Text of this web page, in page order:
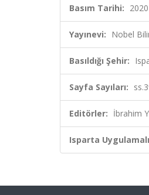
Basım Tarihi: 2020
Yayınevi: Nobel
Basıldığı Şehir:
Sayfa Sayıları:
Editörler: İbrahim
Isparta